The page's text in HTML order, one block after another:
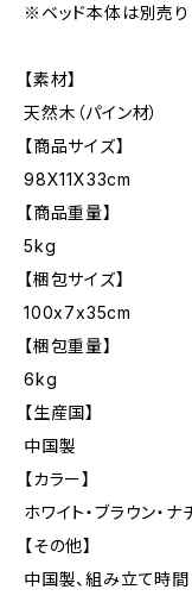
※ベッド本体は別売り
【素材】
天然木（パイン材）
【商品サイズ】
98X11X33cm
【商品重量】
5kg
【梱包サイズ】
100x7x35cm
【梱包重量】
6kg
【生産国】
中国製
【カラー】
ホワイト・ブラウン・ナ
【その他】
中国製、組み立て時間